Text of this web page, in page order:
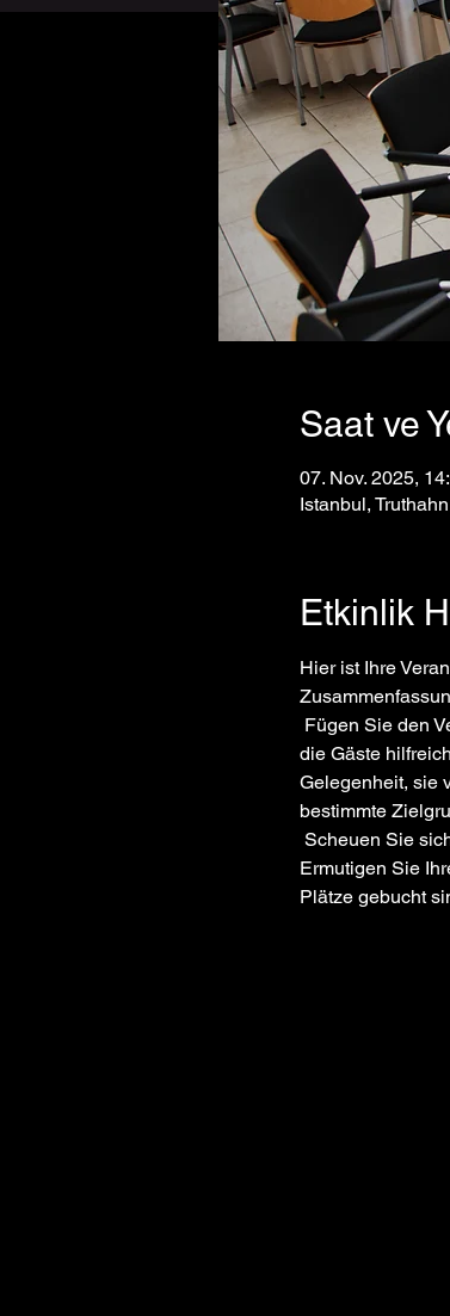
Saat ve
07. Nov. 2025,
Istanbul, Truthahn
Etkinlik
Hier ist Ihre
die Gäste
Gelegenheit, sie
bestimmte
Ermutigen Sie
Plätze gebucht